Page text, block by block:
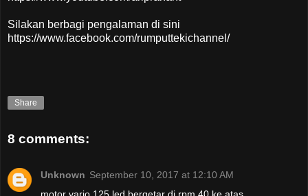
Silakan berbagi pengalaman di sini
https://www.facebook.com/rumputtekichannel/
Share
8 comments:
Unknown September 10, 2017 at 12:10 AM
motor vario 125 led bergetar di rpm 40 ke atas